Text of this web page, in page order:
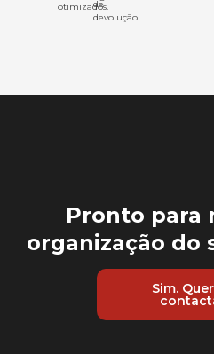
otimizados.
de
devolução.
Pronto para
organização do
Sim.